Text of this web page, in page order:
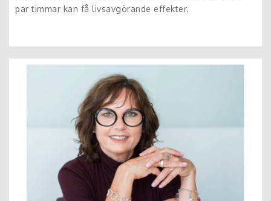
par timmar kan få livsavgörande effekter.